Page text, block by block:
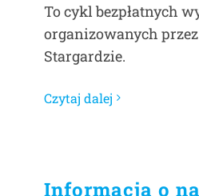
To cykl bezpłatnych
organizowanych
Stargardzie.
Czytaj dalej
Informacja o